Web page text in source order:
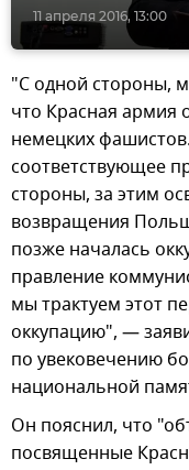
11 апреля 2016, 13:00
"С одной стороны,
что Красная армия
немецких
соответствующее
стороны, за этим
возвращения
позже началась
правление
мы трактуем этот
оккупацию", —
по увековечению
национальной
Он пояснил, что
посвященные